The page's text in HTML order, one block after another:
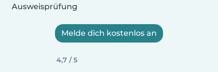
Ausweisprüfung
Melde dich kostenlos an
4,7 / 5